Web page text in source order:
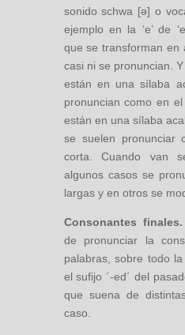
sonido schwa [ə] o
ejemplo en la ‘e’ de
que se transforman en
casi ni se pronuncian.
están en una sílaba
pronuncian como en
están en una sílaba
se suelen pronunciar
corta. Cuando van
algunos casos se
largas y en otros se
Consonantes finales.
de pronunciar la
palabras, sobre todo
el sufijo ´-ed´ del
que suena de
caso.